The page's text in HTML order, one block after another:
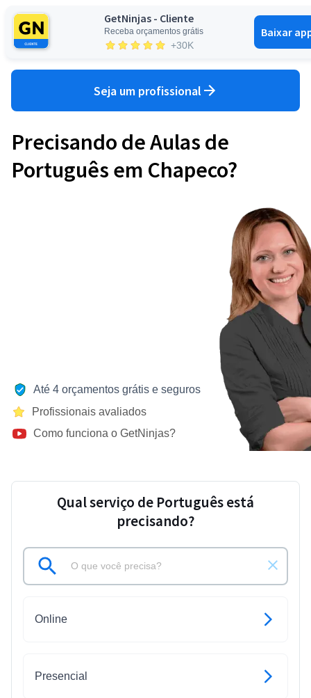
GetNinjas - Cliente
Receba orçamentos grátis
+30K
Baixar
Seja um profissional
Precisando de Aulas de
Português em Chapeco?
Até 4 orçamentos grátis e seguros
Profissionais avaliados
Como funciona o GetNinjas?
Qual serviço de Português está
precisando?
Online
Presencial